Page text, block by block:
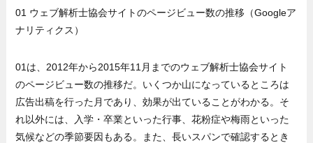
01 ウェブ解析士協会サイトのページビュー数の推移（Googleア
ナリティクス）
01は、2012年から2015年11月までのウェブ解析士協会サイト
のページビュー数の推移だ。いくつか山になっているところは
広告出稿を行った月であり、効果が出ていることがわかる。そ
れ以外には、入学・卒業といった行事、花粉症や梅雨といった
気候などの季節要因もある。また、長いスパンで確認するとき